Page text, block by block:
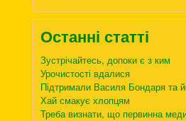
Останні статті
Зустрічайтесь, допоки є з ким
Урочистості вдалися
Підтримали Василя Бондаря та
Хай смакує хлопцям
Треба визнати, що первинна